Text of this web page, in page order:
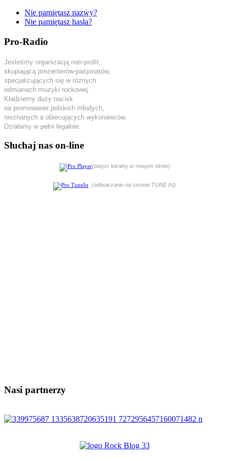
Nie pamiętasz nazwy?
Nie pamiętasz hasła?
Pro-Radio
Jesteśmy organizacją non-profit,
skupiającą prezenterów-pasjonatów,
specjalizujących się w różnych
odmianach muzyki rockowej.
Kładziemy duży nacisk
na promowanie polskich młodych,
nieznanych a obiecujących wykonawców.
Działamy w pełni legalnie.
Słuchaj nas on-line
(player lokalny w nowym oknie)
(odtwarzanie na stronie TUNE IN)
Nasi partnerzy